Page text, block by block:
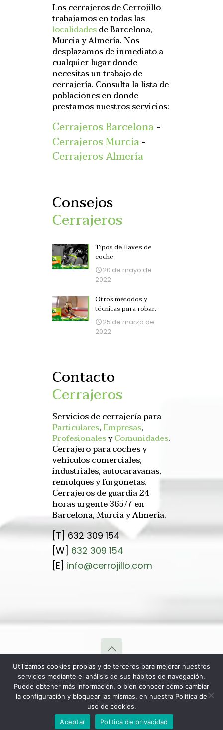
Los cerrajeros de Cerrojillo
trabajamos en todas las
localidadesde Barcelona,
Murcia y Almería. Nos
desplazamos de inmediato a
cualquier lugar donde
necesitas un trabajo de
cerrajería. Consulta la lista de
poblaciones en donde
prestamos nuestros servicios:
Cerrajeros Barcelona-
Cerrajeros Murcia-
Cerrajeros Almería
Consejos
Cerrajeros
Tipos de llaves de
coche
20 de mayo de
2022
Otros métodos y
técnicas para robar.
25 de marzo de
2022
Contacto
Cerrajeros
Servicios de cerrajería para
Particulares,Empresas,
ProfesionalesyComunidades.
Cerrajero para coches y
vehículos comerciales,
industriales, autocaravanas,
remolques y furgonetas.
Cerrajeros de guardia 24
horas urgente 365/7 en
Barcelona, Murcia y Almería.
[T]632 309 154
[W] 632 309 154
[E] info@cerrojillo.com
© 2021 Cerrojillo.com Cerrajeros Barcelona - Murcia -
Almería. 24H Urgencias 365/7. Cerrajeros Particulares,
Empresas, Profesionales y Comunidades.
Utilizamos cookies propias y de terceros para mejorar nuestros
servicios mediante el análisis de sus hábitos de navegación.
Puede obtener más información, o bien conocer cómo cambiar
la configuración y bloquear las mismas, en nuestra Política de
uso de cookies.
Aceptar
Política de privacidad